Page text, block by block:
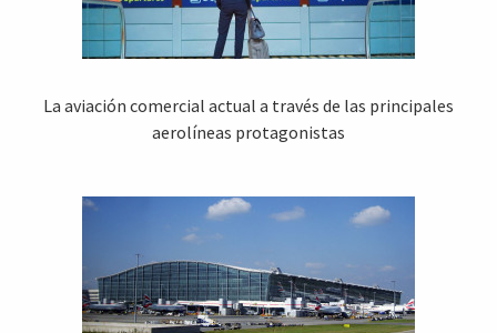
La aviación comercial actual a través de las principales
aerolíneas protagonistas